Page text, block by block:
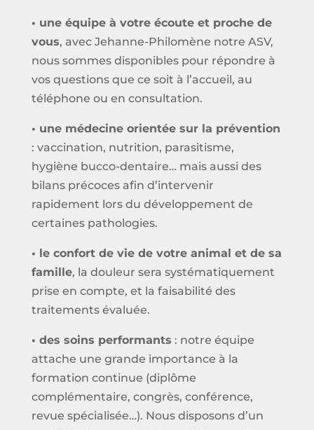
• une équipe à votre écoute et proche de
vous, avec Jehanne-Philomène notre ASV,
nous sommes disponibles pour répondre à
vos questions que ce soit à l’accueil, au
téléphone ou en consultation.
• une médecine orientée sur la prévention
: vaccination, nutrition, parasitisme,
hygiène bucco-dentaire… mais aussi des
bilans précoces afin d’intervenir
rapidement lors du développement de
certaines pathologies.
• le confort de vie de votre animal et de sa
famille, la douleur sera systématiquement
prise en compte, et la faisabilité des
traitements évaluée.
• des soins performants : notre équipe
attache une grande importance à la
formation continue (diplôme
complémentaire, congrès, conférence,
revue spécialisée…). Nous disposons d’un